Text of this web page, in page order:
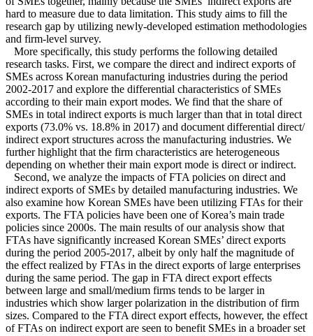
hard to measure due to data limitation. This study aims to fill the
research gap by utilizing newly-developed estimation methodologies
and firm-level survey.
More specifically, this study performs the following detailed
research tasks. First, we compare the direct and indirect exports of
SMEs across Korean manufacturing industries during the period
2002-2017 and explore the differential characteristics of SMEs
according to their main export modes. We find that the share of
SMEs in total indirect exports is much larger than that in total direct
exports (73.0% vs. 18.8% in 2017) and document differential direct/
indirect export structures across the manufacturing industries. We
further highlight that the firm characteristics are heterogeneous
depending on whether their main export mode is direct or indirect.
Second, we analyze the impacts of FTA policies on direct and
indirect exports of SMEs by detailed manufacturing industries. We
also examine how Korean SMEs have been utilizing FTAs for their
exports. The FTA policies have been one of Korea’s main trade
policies since 2000s. The main results of our analysis show that
FTAs have significantly increased Korean SMEs’ direct exports
during the period 2005-2017, albeit by only half the magnitude of
the effect realized by FTAs in the direct exports of large enterprises
during the same period. The gap in FTA direct export effects
between large and small/medium firms tends to be larger in
industries which show larger polarization in the distribution of firm
sizes. Compared to the FTA direct export effects, however, the effect
of FTAs on indirect export are seen to benefit SMEs in a broader set